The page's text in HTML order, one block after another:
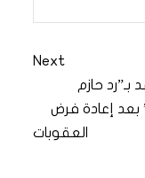
Next
بـ”رد حازم
بعد إعادة فرض
العقوبات